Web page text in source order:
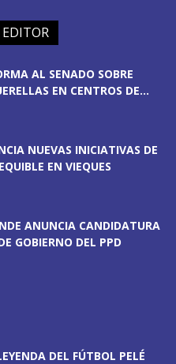
AL SENADO SOBRE
EN CENTROS DE...
NUEVAS INICIATIVAS DE
EN VIEQUES
ANUNCIA CANDIDATURA
GOBIERNO DEL PPD
DEL FÚTBOL PELÉ